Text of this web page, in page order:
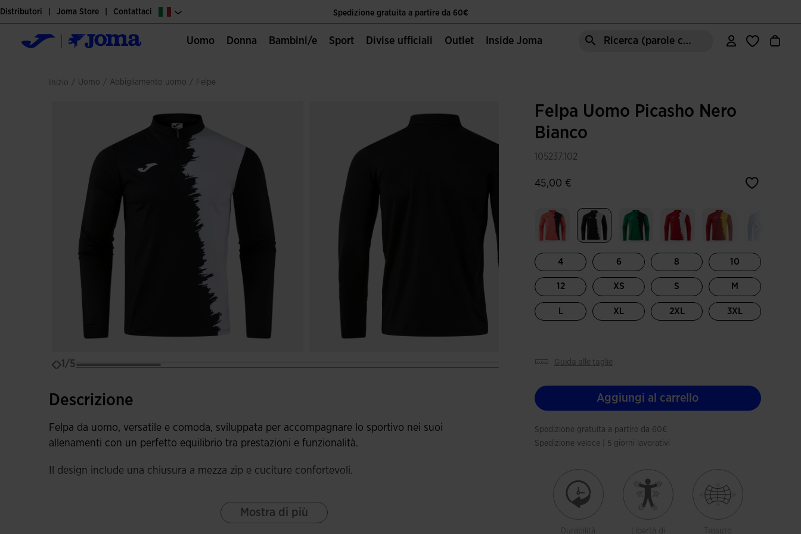
Spedizione gratuita a partire da 60€
Unica Pagina Ufficiale Joma Sport
Spedizione gratuita a partire da 60€
Distributori Joma Store Contattaci
Uomo Donna Bambini/e Sport Divise ufficiali Outlet Inside Joma Ricerca (parole chiave, ecc.)
Inizio / uomo / abbigliamento uomo / felpe
1/5
Descrizione
Felpa da uomo, versatile e comoda, sviluppata per accompagnare lo sportivo nei suoi
allenamenti con un perfetto equilibrio tra prestazioni e funzionalità.
Il design include una chiusura a mezza zip e cuciture confortevoli.
massimo comfort durante gli allenamenti o le attività sportive. L'interno spazzolato offre calore e
Mostra di più
Felpa Uomo Picasho Nero
Bianco
105237.102
45,00 €
4 6 8 10
12 XS S M
L XL 2XL 3XL
guida alle taglie
Aggiungi al carrello
Spedizione gratuita a partire da 60€
Spedizione veloce | 5 giorni lavorativi
Durabilità
Libertà di
Tessuto